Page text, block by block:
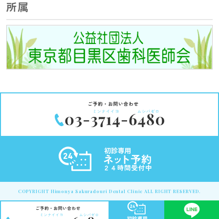
所属
COPYRIGHT Himonya Sakuradouri Dental Clinic ALL RIGHT RESERVED.